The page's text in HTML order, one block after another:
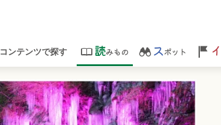
コンテンツで探す 読みもの スポット イ